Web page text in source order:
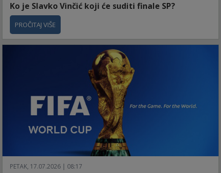
Ko je Slavko Vinčić koji će suditi finale SP?
PROČITAJ VIŠE
PETAK, 17.07.2026 | 08:17